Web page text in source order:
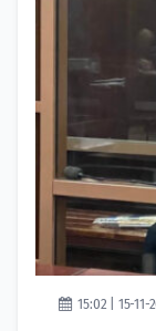
15:02 | 15-11-